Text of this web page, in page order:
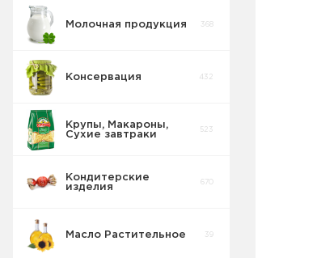
Молочная продукция 368
Консервация 432
Крупы, Макароны,
Сухие завтраки
523
Кондитерские
изделия
670
Масло Растительное 39